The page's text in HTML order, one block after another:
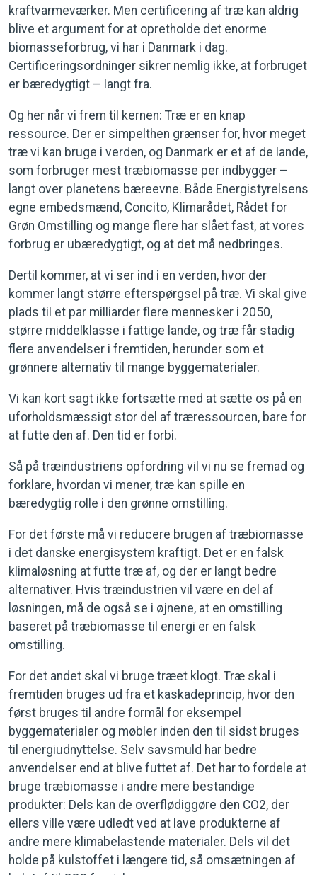
kraftvarmeværker. Men certificering af træ kan aldrig
blive et argument for at opretholde det enorme
biomasseforbrug, vi har i Danmark i dag.
Certificeringsordninger sikrer nemlig ikke, at forbruget
er bæredygtigt – langt fra.
Og her når vi frem til kernen: Træ er en knap
ressource. Der er simpelthen grænser for, hvor meget
træ vi kan bruge i verden, og Danmark er et af de lande,
som forbruger mest træbiomasse per indbygger –
langt over planetens bæreevne. Både Energistyrelsens
egne embedsmænd, Concito, Klimarådet, Rådet for
Grøn Omstilling og mange flere har slået fast, at vores
forbrug er ubæredygtigt, og at det må nedbringes.
Dertil kommer, at vi ser ind i en verden, hvor der
kommer langt større efterspørgsel på træ. Vi skal give
plads til et par milliarder flere mennesker i 2050,
større middelklasse i fattige lande, og træ får stadig
flere anvendelser i fremtiden, herunder som et
grønnere alternativ til mange byggematerialer.
Vi kan kort sagt ikke fortsætte med at sætte os på en
uforholdsmæssigt stor del af træressourcen, bare for
at futte den af. Den tid er forbi.
Så på træindustriens opfordring vil vi nu se fremad og
forklare, hvordan vi mener, træ kan spille en
bæredygtig rolle i den grønne omstilling.
For det første må vi reducere brugen af træbiomasse
i det danske energisystem kraftigt. Det er en falsk
klimaløsning at futte træ af, og der er langt bedre
alternativer. Hvis træindustrien vil være en del af
løsningen, må de også se i øjnene, at en omstilling
baseret på træbiomasse til energi er en falsk
omstilling.
For det andet skal vi bruge træet klogt. Træ skal i
fremtiden bruges ud fra et kaskadeprincip, hvor den
først bruges til andre formål for eksempel
byggematerialer og møbler inden den til sidst bruges
til energiudnyttelse. Selv savsmuld har bedre
anvendelser end at blive futtet af. Det har to fordele at
bruge træbiomasse i andre mere bestandige
produkter: Dels kan de overflødiggøre den CO2, der
ellers ville være udledt ved at lave produkterne af
andre mere klimabelastende materialer. Dels vil det
holde på kulstoffet i længere tid, så omsætningen af